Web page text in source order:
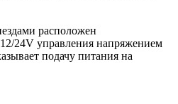
расположен
24V управления напряжением
подачу питания на